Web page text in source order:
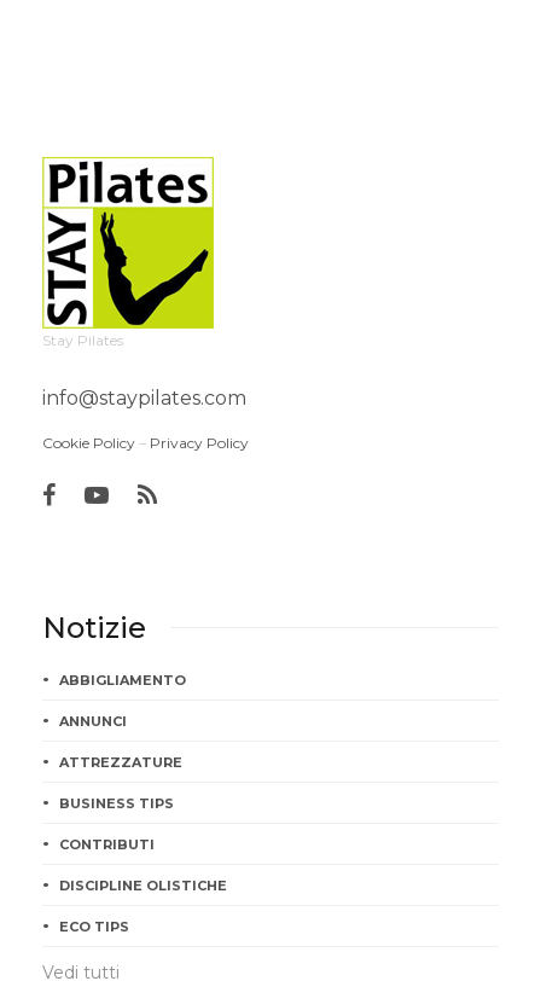
Stay Pilates
info@staypilates.com
Cookie Policy – Privacy Policy
Notizie
ABBIGLIAMENTO
ANNUNCI
ATTREZZATURE
BUSINESS TIPS
CONTRIBUTI
DISCIPLINE OLISTICHE
ECO TIPS